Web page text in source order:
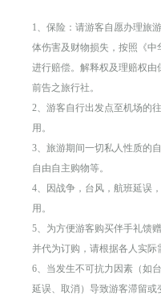
1、保险：请游客自愿办理旅
体伤害及财物损失，按照《中
进行赔偿。解释权及理赔权
前告之旅行社。
2、游客自行出发点至机场的
用。
3、旅游期间一切私人性质的
自由自主购物等。
4、因战争，台风，航班延误
用。
5、为方便游客购买伴手礼馈
并代为订购，请根据各人实际
6、当发生不可抗力因素（如
延误、取消）导致游客滞留